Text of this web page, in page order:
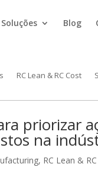
Soluções Blog
RC Lean & RC Cost
priorizar
na
, RC Lean &